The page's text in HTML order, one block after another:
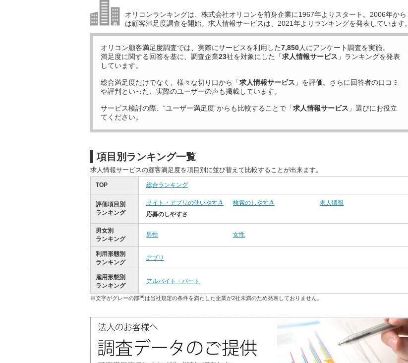
オリコンランキングは、株式会社オリコンを前身企業に1967年よりスタート。2006年から
は顧客満足度調査を開始。求人情報サービスは、2021年よりランキングを発表しています。
オリコン顧客満足度調査では、実際にサービスを利用した7,850人にアンケート調査を実施。
満足度に関する回答を基に、調査企業23社を対象にした「求人情報サービス 」ランキングを発表
しています。
総合満足度だけでなく、様々な切り口から「求人情報サービス 」を評価。さらに回答者の口コミ
や評判といった、実際のユーザーの声も掲載しています。
サービス検討の際、“ユーザー満足度”からも比較することで「求人情報サービス 」選びにお役立
てください。
項目別ランキング一覧
求人情報サービスの顧客満足度を項目別に並び替えて比較することが出来ます。
TOP 総合ランキング
評価項目別
ランキング
サイト・アプリの使いやすさ 検索のしやすさ
求人情報
応募のしやすさ
男女別
ランキング
男性 女性
利用形態別
ランキング
アプリ
雇用形態別
ランキング
アルバイト・パート
※文字がグレーの部門は当社規定の条件を満たした企業が2社未満のため発表しておりません。